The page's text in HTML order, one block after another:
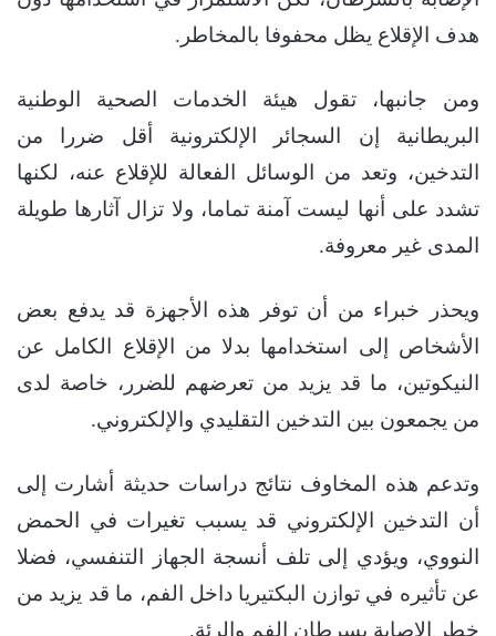
هدف الإقلاع يظل محفوفا بالمخاطر.
ومن جانبها، تقول هيئة الخدمات الصحية الوطنية
البريطانية إن السجائر الإلكترونية أقل ضررا من
التدخين، وتعد من الوسائل الفعالة للإقلاع عنه، لكنها
تشدد على أنها ليست آمنة تماما، ولا تزال آثارها طويلة
المدى غير معروفة.
ويحذر خبراء من أن توفر هذه الأجهزة قد يدفع بعض
الأشخاص إلى استخدامها بدلا من الإقلاع الكامل عن
النيكوتين، ما قد يزيد من تعرضهم للضرر، خاصة لدى
من يجمعون بين التدخين التقليدي والإلكتروني.
وتدعم هذه المخاوف نتائج دراسات حديثة أشارت إلى
أن التدخين الإلكتروني قد يسبب تغيرات في الحمض
النووي، ويؤدي إلى تلف أنسجة الجهاز التنفسي، فضلا
عن تأثيره في توازن البكتيريا داخل الفم، ما قد يزيد من
خطر الإصابة بسرطان الفم والرئة.